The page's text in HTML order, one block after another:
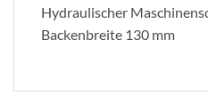
Hydraulischer
Backenbreite 130 mm